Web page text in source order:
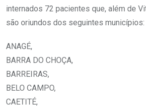
internados 72 pacientes que, além de
são oriundos dos seguintes municípios:
ANAGÉ,
BARRA DO CHOÇA,
BARREIRAS,
BELO CAMPO,
CAETITÉ,